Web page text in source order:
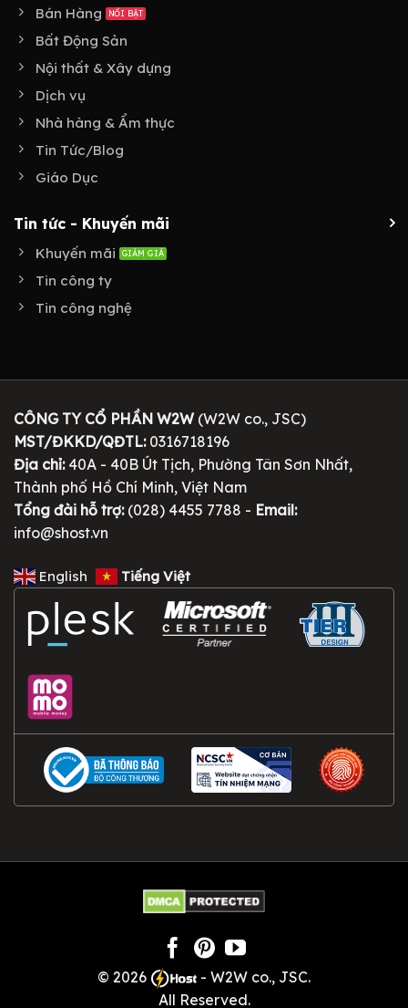
Bán Hàng
Bất Động Sản
Nội thất & Xây dựng
Dịch vụ
Nhà hàng & Ẩm thực
Tin Tức/Blog
Giáo Dục
Tin tức - Khuyến mãi
Khuyến mãi
Tin công ty
Tin công nghệ
CÔNG TY CỔ PHẦN W2W(W2W co., JSC)
MST/ĐKKD/QĐTL:0316718196
Địa chỉ:40A - 40B Út Tịch, Phường Tân Sơn Nhất,
Thành phố Hồ Chí Minh, Việt Nam
Tổng đài hỗ trợ:(028) 4455 7788 - Email:
info@shost.vn
English Tiếng Việt
© 2026
- W2W co., JSC.
All Reserved.